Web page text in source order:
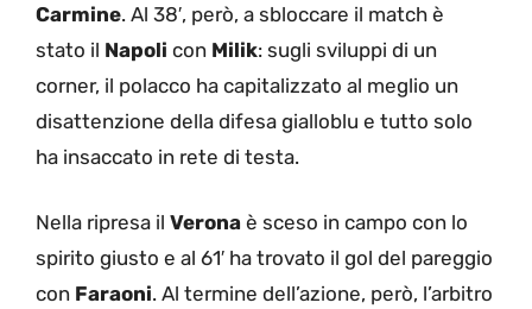
Carmine. Al 38′, però, a sbloccare il match è
stato il Napoli con Milik: sugli sviluppi di un
corner, il polacco ha capitalizzato al meglio un
disattenzione della difesa gialloblu e tutto solo
ha insaccato in rete di testa.
Nella ripresa il Verona è sceso in campo con lo
spirito giusto e al 61′ ha trovato il gol del pareggio
con Faraoni. Al termine dell’azione, però, l’arbitro